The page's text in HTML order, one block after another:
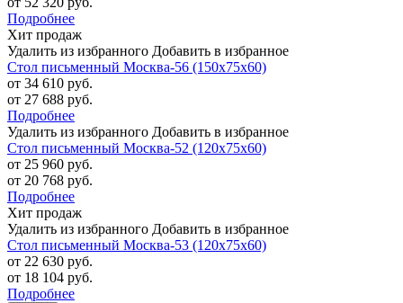
Подробнее
Хит продаж
Удалить из избранного Добавить в избранное
Стол письменный Москва-56 (150х75х60)
от 34 610 руб.
от 27 688 руб.
Подробнее
Удалить из избранного Добавить в избранное
Стол письменный Москва-52 (120х75х60)
от 25 960 руб.
от 20 768 руб.
Подробнее
Хит продаж
Удалить из избранного Добавить в избранное
Стол письменный Москва-53 (120х75х60)
от 22 630 руб.
от 18 104 руб.
Подробнее